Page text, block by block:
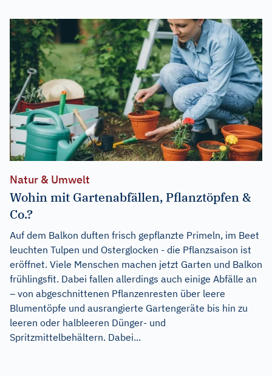
Natur & Umwelt
Wohin mit Gartenabfällen, Pflanztöpfen &
Co.?
Auf dem Balkon duften frisch gepflanzte Primeln, im Beet
leuchten Tulpen und Osterglocken - die Pflanzsaison ist
eröffnet. Viele Menschen machen jetzt Garten und Balkon
frühlingsfit. Dabei fallen allerdings auch einige Abfälle an
– von abgeschnittenen Pflanzenresten über leere
Blumentöpfe und ausrangierte Gartengeräte bis hin zu
leeren oder halbleeren Dünger- und
Spritzmittelbehältern. Dabei...